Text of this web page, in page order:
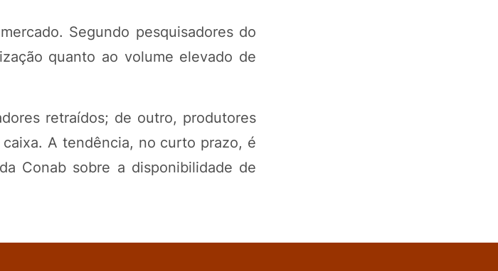
Segundo pesquisadores do
quanto ao volume elevado de
retraídos; de outro, produtores
A tendência, no curto prazo, é
Conab sobre a disponibilidade de